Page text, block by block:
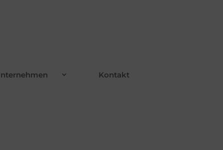
Kontakt